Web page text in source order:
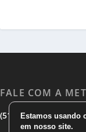
FALE COM A
(51) 3533 1983|
Estamos usando
em nosso site.